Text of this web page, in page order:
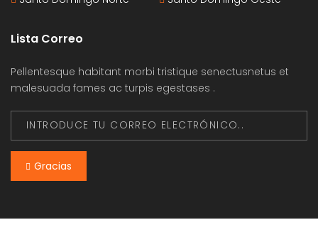
Lista Correo
Pellentesque habitant morbi tristique senectusnetus et
malesuada fames ac turpis egestases .
Gracias